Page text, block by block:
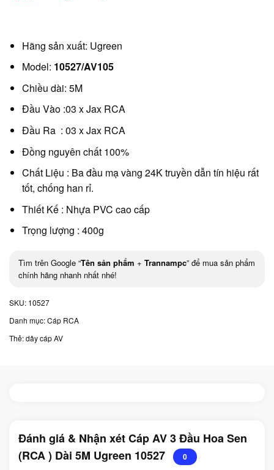
Hãng sản xuất: Ugreen
Model: 10527/AV105
Chiều dài: 5M
Đầu Vào :03 x Jax RCA
Đầu Ra : 03 x Jax RCA
Đồng nguyên chất 100%
Chất Liệu : Ba đầu mạ vàng 24K truyền dẫn tín hiệu rất
tốt, chống han rỉ.
Thiết Kế : Nhựa PVC cao cấp
Trọng lượng : 400g
Tìm trên Google “Tên sản phẩm + Trannampc” để mua sản phẩm
chính hãng nhanh nhất nhé!
SKU: 10527
Danh mục:Cáp RCA
Thẻ:dây cáp AV
Đánh giá & Nhận xét Cáp AV 3 Đầu Hoa Sen
(RCA ) Dài 5M Ugreen 10527
0